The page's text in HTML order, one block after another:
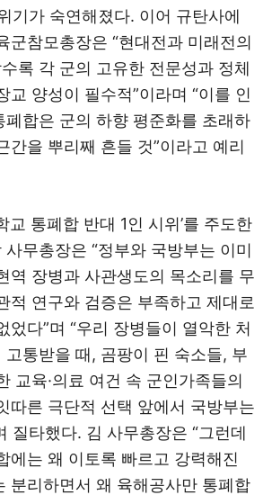
기가 숙연해졌다. 이어 규탄사에
군참모총장은 “현대전과 미래전의
록 각 군의 고유한 전문성과 정체
교 양성이 필수적”이라며 “이를 인
폐합은 군의 하향 평준화를 초래하
간을 뿌리째 흔들 것”이라고 예리
교 통폐합 반대 1인 시위’를 주도한
무총장은 “정부와 국방부는 이미
역 장병과 사관생도의 목소리를 무
적 연구와 검증은 부족하고 제대로
었다”며 “우리 장병들이 열악한 처
고통받을 때, 곰팡이 핀 숙소들, 부
교육·의료 여건 속 군인가족들의
따른 극단적 선택 앞에서 국방부는
질타했다. 김 사무총장은 “그런데
에는 왜 이토록 빠르고 강력해진
분리하면서 왜 육해공사만 통폐합